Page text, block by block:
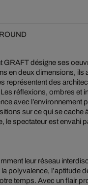
GRAFT désigne ses
en deux dimensions, ils
représentent des
réflexions, ombres et
avec l’environnement
sur ce qui se cache
le spectateur est envahi
leur réseau
polyvalence, l’aptitude
temps. Avec un flair